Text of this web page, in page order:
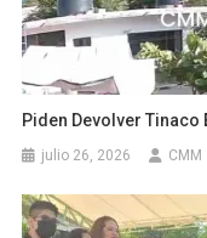
Piden Devolver Tinaco
julio 26, 2026 CMM